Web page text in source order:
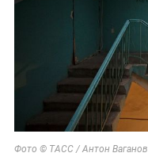
Фото © ТАСС / Антон Ваганов